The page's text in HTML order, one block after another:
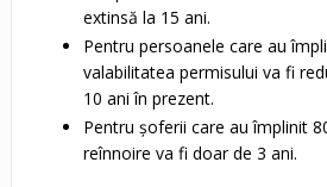
extinsă la 15 ani.
Pentru persoanele care au
valabilitatea permisului va fi
10 ani în prezent.
Pentru șoferii care au împlinit
reînnoire va fi doar de 3 ani.